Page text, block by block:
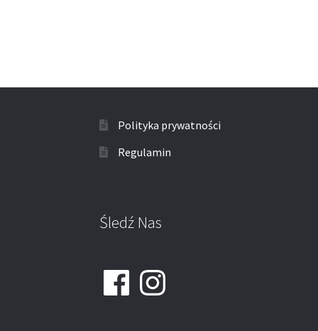
Polityka prywatności
Regulamin
Śledź Nas
FacebookInstagram